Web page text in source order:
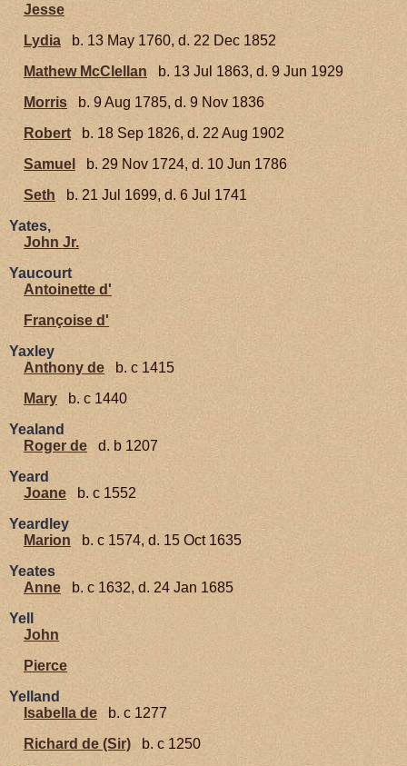
Jesse
Lydia
b. 13 May 1760, d. 22 Dec 1852
Mathew McClellan
b. 13 Jul 1863, d. 9 Jun 1929
Morris
b. 9 Aug 1785, d. 9 Nov 1836
Robert
b. 18 Sep 1826, d. 22 Aug 1902
Samuel
b. 29 Nov 1724, d. 10 Jun 1786
Seth
b. 21 Jul 1699, d. 6 Jul 1741
Yates,
John Jr.
Yaucourt
Antoinette d'
Françoise d'
Yaxley
Anthony de
b. c 1415
Mary
b. c 1440
Yealand
Roger de
d. b 1207
Yeard
Joane
b. c 1552
Yeardley
Marion
b. c 1574, d. 15 Oct 1635
Yeates
Anne
b. c 1632, d. 24 Jan 1685
Yell
John
Pierce
Yelland
Isabella de
b. c 1277
Richard de (Sir)
b. c 1250